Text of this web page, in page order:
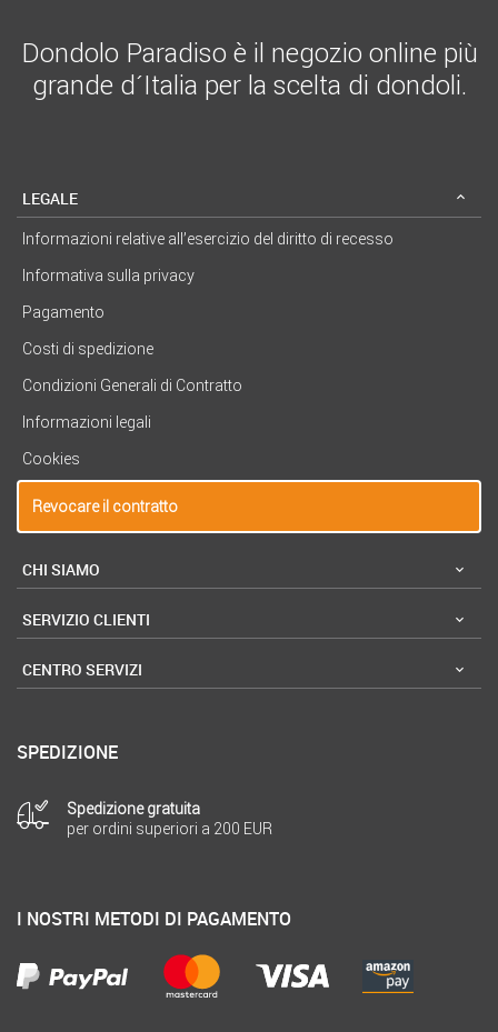
Dondolo Paradiso è il negozio online più
grande d´Italia per la scelta di dondoli.
LEGALE
Informazioni relative all’esercizio del diritto di recesso
Informativa sulla privacy
Pagamento
Costi di spedizione
Condizioni Generali di Contratto
Informazioni legali
Cookies
Revocare il contratto
CHI SIAMO
SERVIZIO CLIENTI
CENTRO SERVIZI
SPEDIZIONE
Spedizione gratuita
per ordini superiori a 200 EUR
I NOSTRI METODI DI PAGAMENTO